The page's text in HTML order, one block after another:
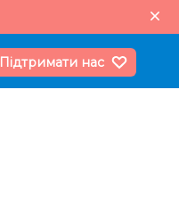
Підтримати нас